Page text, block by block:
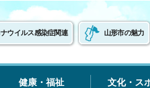
ウイルス感染症関連 山形市の魅力
健康・福祉 文化・ス